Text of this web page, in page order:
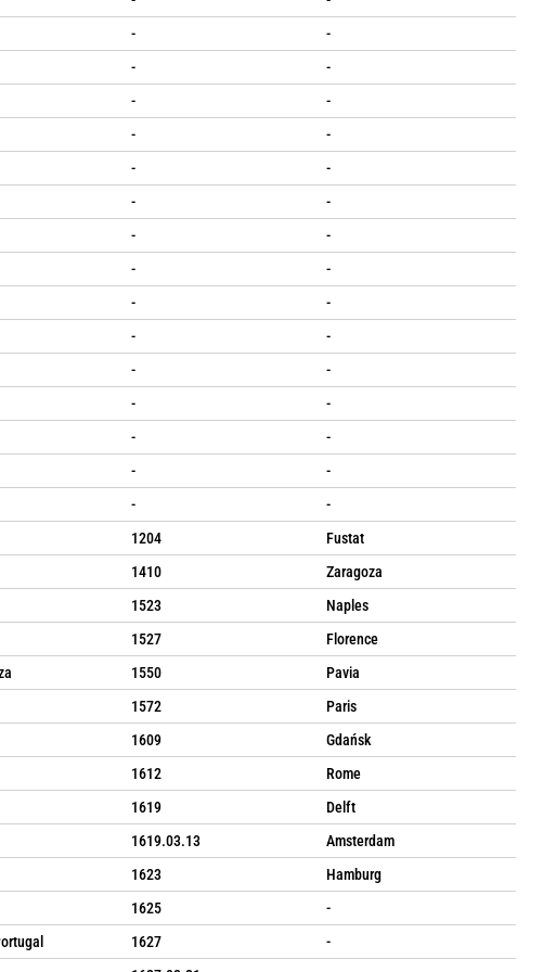
-
-
-
-
-
-
-
-
-
-
-
-
-
-
-
-
-
-
-
-
-
-
-
-
-
-
-
-
-
-
1204
Fustat
1410
Zaragoza
1523
Naples
1527
Florence
1550
Pavia
1572
Paris
1609
Gdańsk
1612
Rome
1619
Delft
1619.03.13
Amsterdam
1623
Hamburg
1625
-
1627
-